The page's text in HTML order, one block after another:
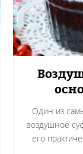
Один из
воздушное
его